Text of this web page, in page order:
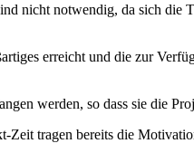
nicht notwendig, da sich die
erreicht und die zur
werden, so dass sie die
tragen bereits die